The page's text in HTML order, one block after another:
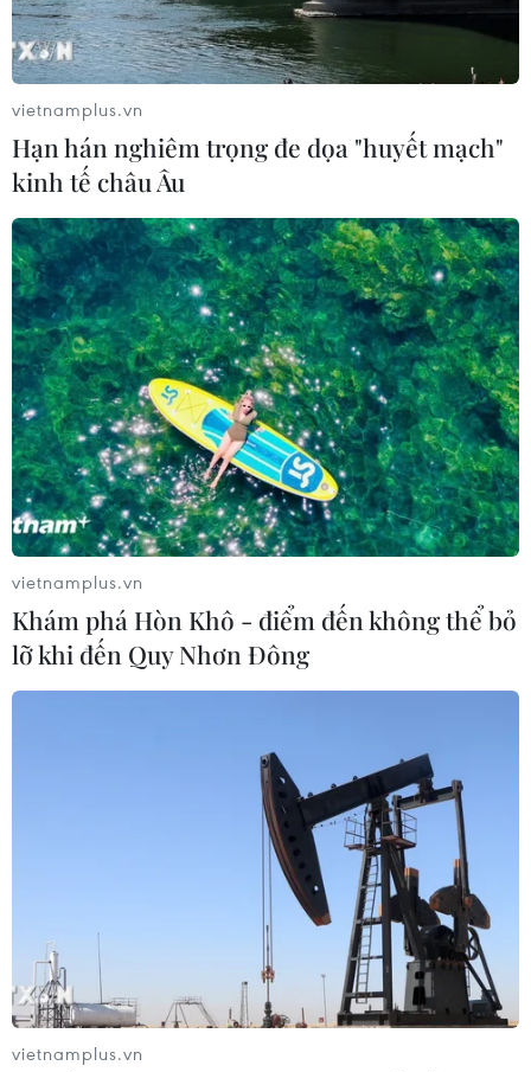
vietnamplus.vn
Hạn hán nghiêm trọng đe dọa "huyết mạch"
kinh tế châu Âu
vietnamplus.vn
Khám phá Hòn Khô - điểm đến không thể bỏ
lỡ khi đến Quy Nhơn Đông
vietnamplus.vn